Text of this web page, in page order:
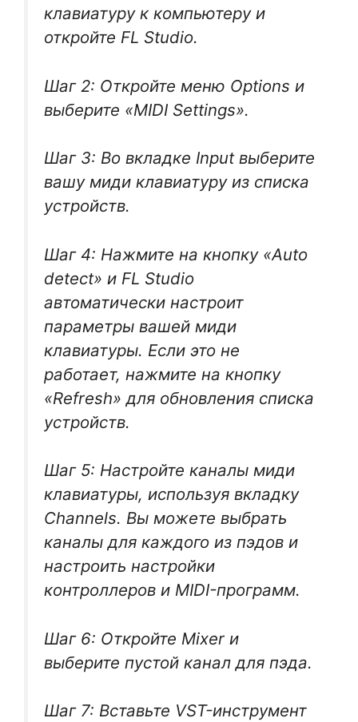
клавиатуру к компьютеру и
откройте FL Studio.
Шаг 2: Откройте меню Options и
выберите «MIDI Settings».
Шаг 3: Во вкладке Input выберите
вашу миди клавиатуру из списка
устройств.
Шаг 4: Нажмите на кнопку «Auto
detect» и FL Studio
автоматически настроит
параметры вашей миди
клавиатуры. Если это не
работает, нажмите на кнопку
«Refresh» для обновления списка
устройств.
Шаг 5: Настройте каналы миди
клавиатуры, используя вкладку
Channels. Вы можете выбрать
каналы для каждого из пэдов и
настроить настройки
контроллеров и MIDI-программ.
Шаг 6: Откройте Mixer и
выберите пустой канал для пэда.
Шаг 7: Вставьте VST-инструмент